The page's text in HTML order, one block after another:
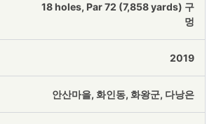
18 holes, Par 72 (7,858 yards) 구
멍
2019
안산마을, 화인동, 화왕군, 다낭은